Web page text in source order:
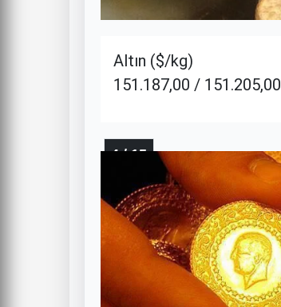
Altın ($/kg)
151.187,00 / 151.205,00
4 / 15